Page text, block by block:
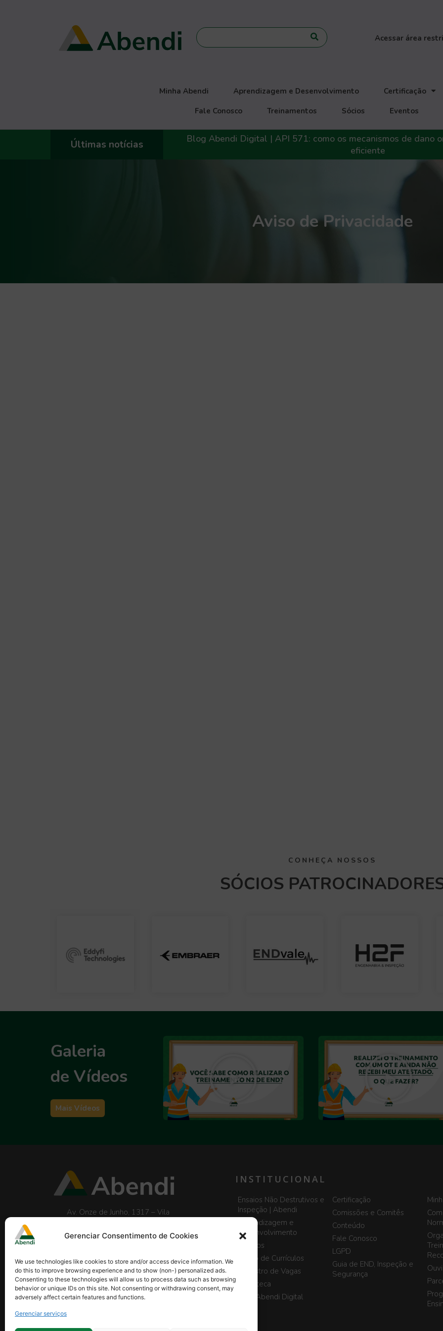
Gerenciar Consentimento de Cookies
We use technologies like cookies to store and/or access device information. We
do this to improve browsing experience and to show (non-) personalized ads.
Consenting to these technologies will allow us to process data such as browsing
behavior or unique IDs on this site. Not consenting or withdrawing consent, may
adversely affect certain features and functions.
Gerenciar serviços
Acessar área
Minha Abendi Aprendizagem e Desenvolvimento
Certificação
Fale Conosco
Treinamentos Sócios Eventos
Últimas notícias
Blog Abendi Digital | API 571: como os mecanismos de dano
eficiente
Aviso de Privacidade
CONHEÇA NOSSOS
SÓCIOS
Galeria
de Vídeos
Mais Vídeos
Av. Onze de Junho, 1317 – Vila
Telefone:(11) 5586-3199
Onde estamos
INSTITUCIONAL
Ensaios Não Destrutivos e
Inspeção | Abendi
Aprendizagem e
Desenvolvimento
Eventos
Banco de Currículos
Cadastro de Vagas
Biblioteca
Blog Abendi Digital
Certificação
Comissões e Comitês
Conteúdo
Fale Conosco
LGPD
Guia de END, Inspeção e
Segurança